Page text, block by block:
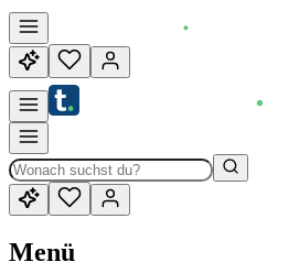
Menü